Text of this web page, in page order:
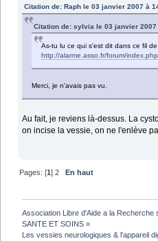
Citation de: Raph le 03 janvier 2007 à
Citation de: sylvia le 03 janvier 2007
As-tu lu ce qui s'est dit dans ce fil
http://alarme.asso.fr/forum/
Merci, je n'avais pas vu.
Au fait, je reviens là-dessus. La
on incise la vessie, on ne l'enlève
Pages: [1]2
En haut
Association Libre d'Aide a la Recherche
SANTE ET SOINS »
Les vessies neurologiques & l'appareil